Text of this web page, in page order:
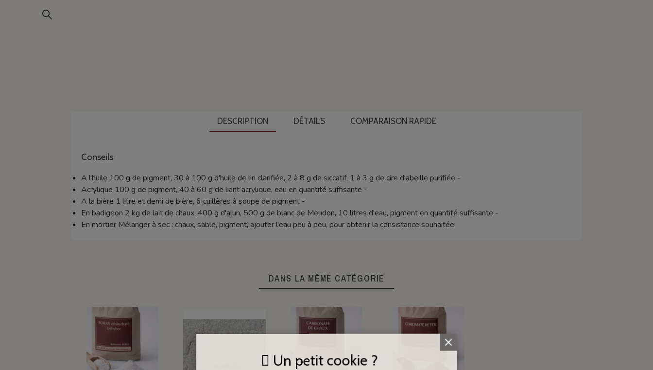
DESCRIPTION DÉTAILS COMPARAISON RAPIDE
Conseils
A l'huile 100 g de pigment, 30 à 100 g d'huile de lin clarifiée, 2 à 8 g de siccatif, 1 à 3 g de cire d'abeille purifiée -
Acrylique 100 g de pigment, 40 à 60 g de liant acrylique, eau en quantité suffisante -
A la bière 1 litre et demi de bière, 6 cuillères à soupe de pigment -
En badigeon 2 kg de lait de chaux, 400 g d'alun, 500 g de blanc de Meudon, 10 litres d'eau, pigment en quantité suffisante -
En mortier Mélanger à sec : chaux, sable, pigment, ajouter l'eau peu à peu, pour obtenir la consistance souhaitée
DANS LA MÊME CATÉGORIE
Un petit cookie ?